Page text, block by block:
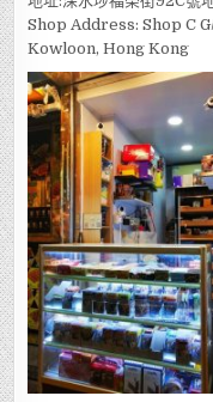
:92830129
WeChat ID
: evercigar
網頁： http://
地址:深水埗福榮街92C號
Shop Address: Shop C
Kowloon, Hong Kong